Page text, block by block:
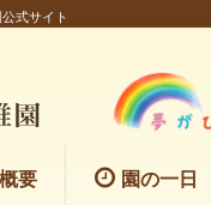
式サイト
要 園の一日